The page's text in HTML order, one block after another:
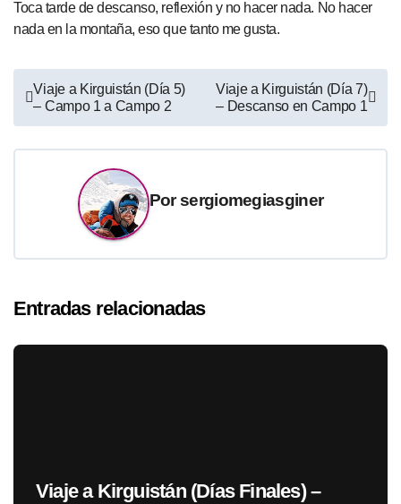
Toca tarde de descanso, reflexión y no hacer nada. No hacer
nada en la montaña, eso que tanto me gusta.
Navegación
de
entradas
Viaje a Kirguistán (Día 5)
– Campo 1 a Campo 2
Viaje a Kirguistán (Día 7)
– Descanso en Campo 1
Porsergiomegiasginer
Entradas relacionadas
Viaje a Kirguistán (Días Finales) –